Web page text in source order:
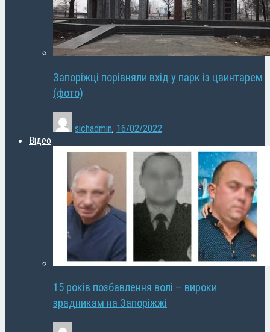
Запоріжці порівняли вхід у парк із цвинтарем
(фото)
sichadmin, 16/02/2022
Відео
15 років позбавлення волі – вироки
зрадникам на Запоріжжі